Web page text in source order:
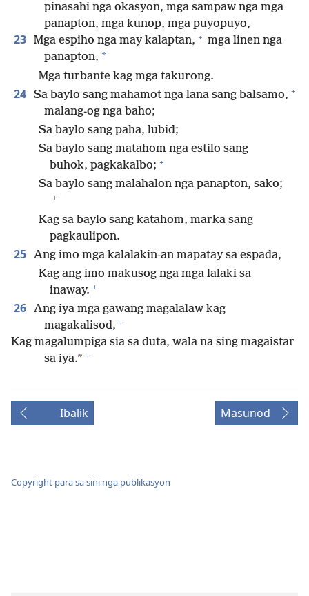
pinasahi nga okasyon, mga sampaw nga mga
panapton, mga kunop, mga puyopuyo,
23 Mga espiho nga may kalaptan, + mga linen nga
panapton, *
Mga turbante kag mga takurong.
24 Sa baylo sang mahamot nga lana sang balsamo, +
malang-og nga baho;
Sa baylo sang paha, lubid;
Sa baylo sang matahom nga estilo sang
buhok, pagkakalbo; +
Sa baylo sang malahalon nga panapton, sako;
+
Kag sa baylo sang katahom, marka sang
pagkaulipon.
25 Ang imo mga kalalakin-an mapatay sa espada,
Kag ang imo makusog nga mga lalaki sa
inaway. +
26 Ang iya mga gawang magalalaw kag
magakalisod, +
Kag magalumpiga sia sa duta, wala na sing magaistar
sa iya.” +
Ibalik Masunod
Copyright para sa sini nga publikasyon